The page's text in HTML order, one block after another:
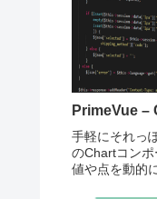
PrimeVue –
手軽にそれっ
のChartコン
値や点を動的